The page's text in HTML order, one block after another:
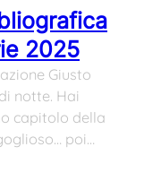
2025
Giusto
notte. Hai
capitolo della
poi…